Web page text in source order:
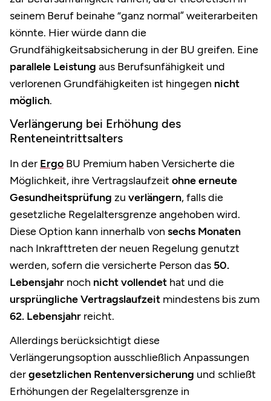
seinem Beruf beinahe “ganz normal” weiterarbeiten
könnte. Hier würde dann die
Grundfähigkeitsabsicherung in der BU greifen. Eine
parallele Leistung aus Berufsunfähigkeit und
verlorenen Grundfähigkeiten ist hingegen nicht
möglich.
Verlängerung bei Erhöhung des
Renteneintrittsalters
In der Ergo BU Premium haben Versicherte die
Möglichkeit, ihre Vertragslaufzeit ohne erneute
Gesundheitsprüfung zu verlängern, falls die
gesetzliche Regelaltersgrenze angehoben wird.
Diese Option kann innerhalb von sechs Monaten
nach Inkrafttreten der neuen Regelung genutzt
werden, sofern die versicherte Person das 50.
Lebensjahr noch nicht vollendet hat und die
ursprüngliche Vertragslaufzeit mindestens bis zum
62. Lebensjahr reicht. ​
Allerdings berücksichtigt diese
Verlängerungsoption ausschließlich Anpassungen
dergesetzlichen Rentenversicherung und schließt
Erhöhungen der Regelaltersgrenze in